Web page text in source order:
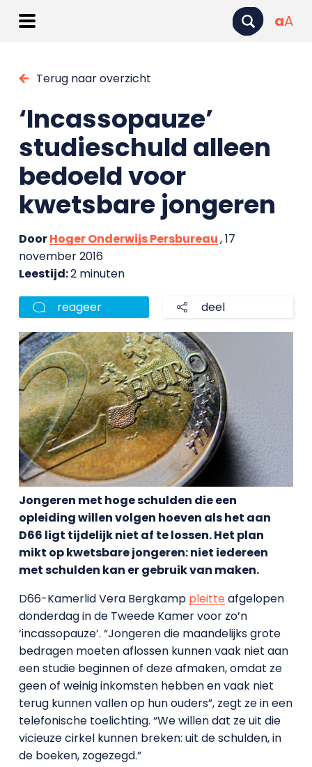
aA
Terug naar overzicht
‘Incassopauze’
studieschuld alleen
bedoeld voor
kwetsbare jongeren
DoorHoger Onderwijs Persbureau, 17
november 2016
Leestijd:2 minuten
reageer deel
Jongeren met hoge schulden die een
opleiding willen volgen hoeven als het aan
D66 ligt tijdelijk niet af te lossen. Het plan
mikt op kwetsbare jongeren: niet iedereen
met schulden kan er gebruik van maken.
D66-Kamerlid Vera Bergkamp pleitteafgelopen
donderdag in de Tweede Kamer voor zo’n
‘incassopauze’. “Jongeren die maandelijks grote
bedragen moeten aflossen kunnen vaak niet aan
een studie beginnen of deze afmaken, omdat ze
geen of weinig inkomsten hebben en vaak niet
terug kunnen vallen op hun ouders”, zegt ze in een
telefonische toelichting. “We willen dat ze uit die
vicieuze cirkel kunnen breken: uit de schulden, in
de boeken, zogezegd.”